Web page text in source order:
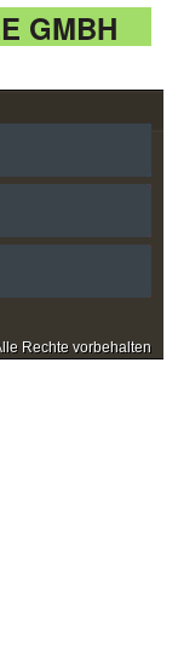
GMBH
Rechte vorbehalten